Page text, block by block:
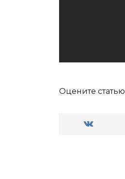
Оцените статью